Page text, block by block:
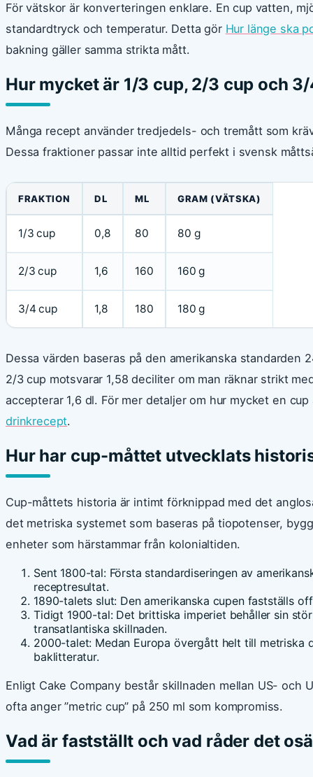
För vätskor är konverteringen enklare. En cup vatten,
standardtryck och temperatur. Detta gör Hur länge ska
bakning gäller samma strikta mått.
Hur mycket är 1/3 cup, 2/3 cup och
Många recept använder tredjedels- och tremått som
Dessa fraktioner passar inte alltid perfekt i svensk
FRAKTION DL ML GRAM (VÄTSKA)
1/3 cup 0,8 80 80 g
2/3 cup 1,6 160 160 g
3/4 cup 1,8 180 180 g
Dessa värden baseras på den amerikanska standarden
2/3 cup motsvarar 1,58 deciliter om man räknar strikt
accepterar 1,6 dl. För mer detaljer om hur mycket en
drinkrecept.
Hur har cup-måttet utvecklats
Cup-måttets historia är intimt förknippad med det
det metriska systemet som baseras på tiopotenser,
enheter som härstammar från kolonialtiden.
Sent 1800-tal: Första standardiseringen av
receptresultat.
1890-talets slut: Den amerikanska cupen fastställs
Tidigt 1900-tal: Det brittiska imperiet behåller sin
transatlantiska skillnaden.
2000-talet: Medan Europa övergått helt till
baklitteratur.
Enligt Cake Company består skillnaden mellan US-
ofta anger ”metric cup” på 250 ml som kompromiss.
Vad är fastställt och vad råder det